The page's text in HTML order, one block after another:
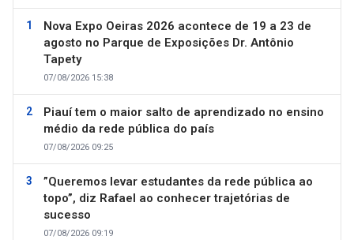
Nova Expo Oeiras 2026 acontece de 19 a 23 de
agosto no Parque de Exposições Dr. Antônio
Tapety
07/08/2026 15:38
Piauí tem o maior salto de aprendizado no ensino
médio da rede pública do país
07/08/2026 09:25
”Queremos levar estudantes da rede pública ao
topo”, diz Rafael ao conhecer trajetórias de
sucesso
07/08/2026 09:19